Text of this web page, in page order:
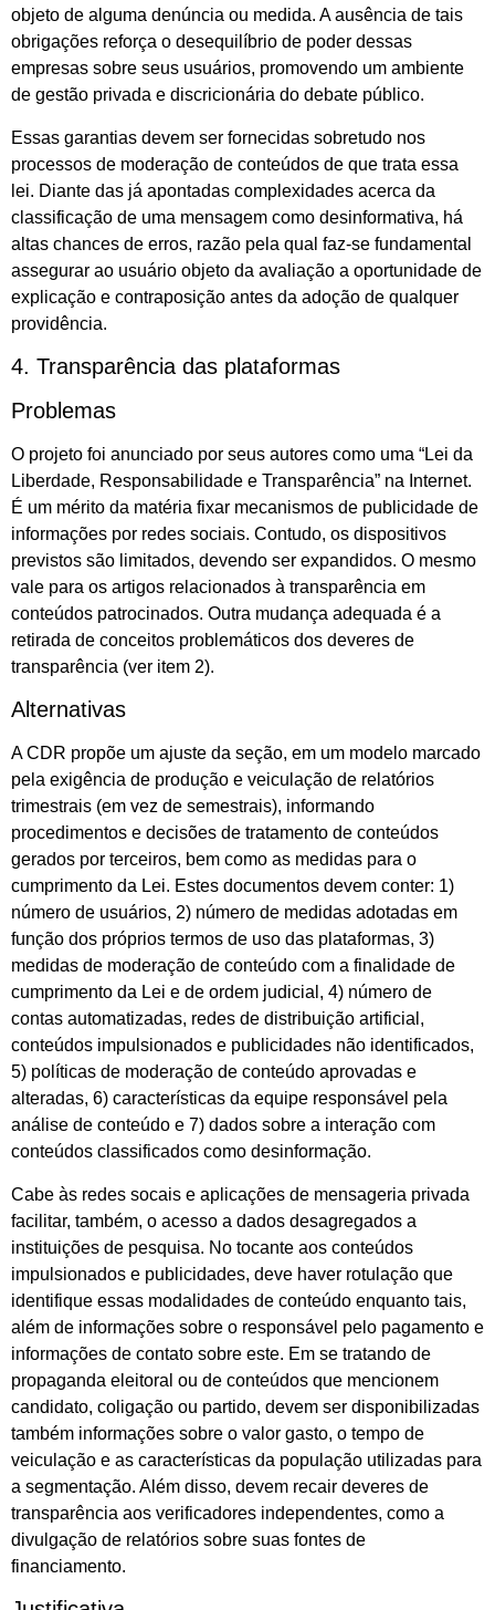
objeto de alguma denúncia ou medida. A ausência de tais
obrigações reforça o desequilíbrio de poder dessas
empresas sobre seus usuários, promovendo um ambiente
de gestão privada e discricionária do debate público.
Essas garantias devem ser fornecidas sobretudo nos
processos de moderação de conteúdos de que trata essa
lei. Diante das já apontadas complexidades acerca da
classificação de uma mensagem como desinformativa, há
altas chances de erros, razão pela qual faz-se fundamental
assegurar ao usuário objeto da avaliação a oportunidade de
explicação e contraposição antes da adoção de qualquer
providência.
4. Transparência das plataformas
Problemas
O projeto foi anunciado por seus autores como uma “Lei da
Liberdade, Responsabilidade e Transparência” na Internet.
É um mérito da matéria fixar mecanismos de publicidade de
informações por redes sociais. Contudo, os dispositivos
previstos são limitados, devendo ser expandidos. O mesmo
vale para os artigos relacionados à transparência em
conteúdos patrocinados. Outra mudança adequada é a
retirada de conceitos problemáticos dos deveres de
transparência (ver item 2).
Alternativas
A CDR propõe um ajuste da seção, em um modelo marcado
pela exigência de produção e veiculação de relatórios
trimestrais (em vez de semestrais), informando
procedimentos e decisões de tratamento de conteúdos
gerados por terceiros, bem como as medidas para o
cumprimento da Lei. Estes documentos devem conter: 1)
número de usuários, 2) número de medidas adotadas em
função dos próprios termos de uso das plataformas, 3)
medidas de moderação de conteúdo com a finalidade de
cumprimento da Lei e de ordem judicial, 4) número de
contas automatizadas, redes de distribuição artificial,
conteúdos impulsionados e publicidades não identificados,
5) políticas de moderação de conteúdo aprovadas e
alteradas, 6) características da equipe responsável pela
análise de conteúdo e 7) dados sobre a interação com
conteúdos classificados como desinformação.
Cabe às redes socais e aplicações de mensageria privada
facilitar, também, o acesso a dados desagregados a
instituições de pesquisa. No tocante aos conteúdos
impulsionados e publicidades, deve haver rotulação que
identifique essas modalidades de conteúdo enquanto tais,
além de informações sobre o responsável pelo pagamento e
informações de contato sobre este. Em se tratando de
propaganda eleitoral ou de conteúdos que mencionem
candidato, coligação ou partido, devem ser disponibilizadas
também informações sobre o valor gasto, o tempo de
veiculação e as características da população utilizadas para
a segmentação. Além disso, devem recair deveres de
transparência aos verificadores independentes, como a
divulgação de relatórios sobre suas fontes de
financiamento.